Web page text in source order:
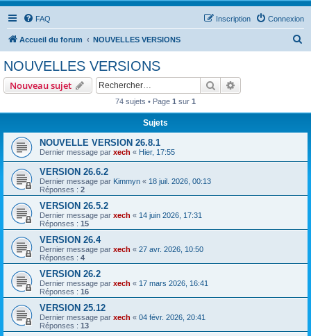
FAQ Connexion
Inscription
Accueil du forum NOUVELLES VERSIONS
NOUVELLES VERSIONS
Nouveau sujet Rechercher
74 sujets • Page 1 sur 1
Sujets
NOUVELLE VERSION 26.8.1
Dernier message par xech « Hier, 17:55
VERSION 26.6.2
Dernier message par Kimmyn « 18 juil. 2026, 00:13
Réponses : 2
VERSION 26.5.2
Dernier message par xech « 14 juin 2026, 17:31
Réponses : 15
VERSION 26.4
Dernier message par xech « 27 avr. 2026, 10:50
Réponses : 4
VERSION 26.2
Dernier message par xech « 17 mars 2026, 16:41
Réponses : 16
VERSION 25.12
Dernier message par xech « 04 févr. 2026, 20:41
Réponses : 13